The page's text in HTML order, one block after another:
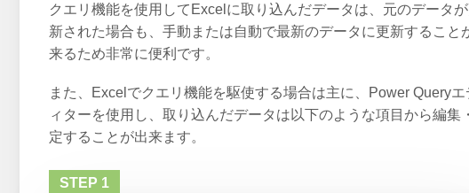
クエリ機能を使用してExcelに取り込んだデータは、元のデータ
新された場合も、手動または自動で最新のデータに更新すること
来るため非常に便利です。
また、Excelでクエリ機能を駆使する場合は主に、Power Queryエ
ィターを使用し、取り込んだデータは以下のような項目から編集
定することが出来ます。